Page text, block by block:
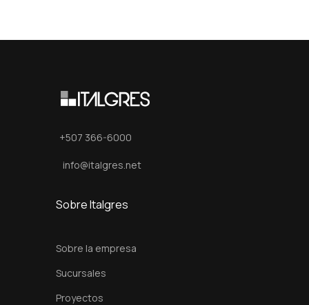
+507 366-6000
info@italgres.net
Sobre Italgres
Sobre la empresa
Sucursales
Proyectos